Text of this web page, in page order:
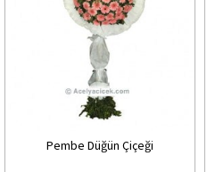
Pembe Düğün Çiçeği